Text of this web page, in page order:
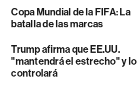
Copa Mundial de la FIFA: La
batalla de las marcas
Trump afirma que EE.UU.
"mantendrá el estrecho" y lo
controlará